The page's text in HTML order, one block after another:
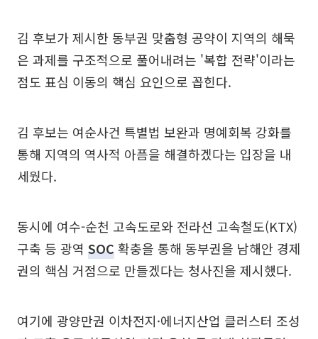
김 후보가 제시한 동부권 맞춤형 공약이 지역의 해묵
은 과제를 구조적으로 풀어내려는 '복합 전략'이라는
점도 표심 이동의 핵심 요인으로 꼽힌다.
김 후보는 여순사건 특별법 보완과 명예회복 강화를
통해 지역의 역사적 아픔을 해결하겠다는 입장을 내
세웠다.
동시에 여수-순천 고속도로와 전라선 고속철도(KTX)
구축 등 광역 SOC확충을 통해 동부권을 남해안 경제
권의 핵심 거점으로 만들겠다는 청사진을 제시했다.
여기에 광양만권 이차전지·에너지산업 클러스터 조성